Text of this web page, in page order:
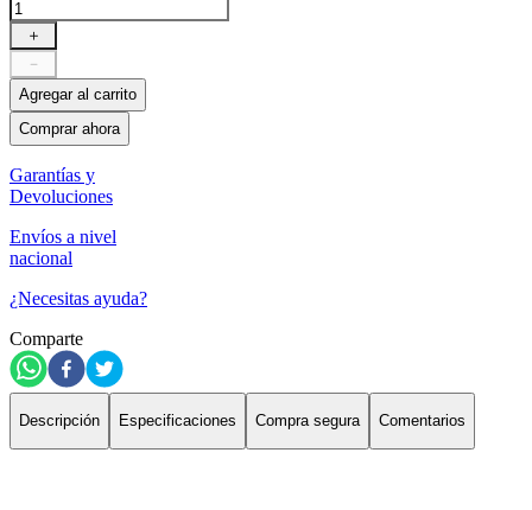
＋
－
Agregar al carrito
Comprar ahora
Garantías y
Devoluciones
Envíos a nivel
nacional
¿Necesitas ayuda?
Comparte
Descripción Especificaciones Compra segura Comentarios